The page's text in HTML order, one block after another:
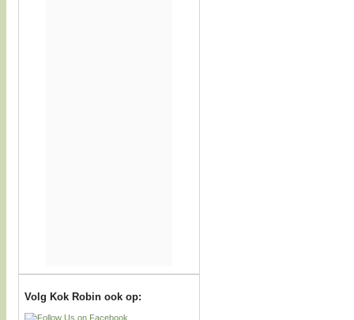
Volg Kok Robin ook op: